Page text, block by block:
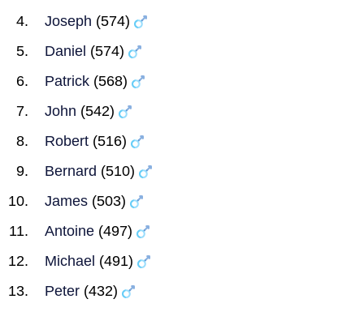
Joseph (574)
Daniel (574)
Patrick (568)
John (542)
Robert (516)
Bernard (510)
James (503)
Antoine (497)
Michael (491)
Peter (432)